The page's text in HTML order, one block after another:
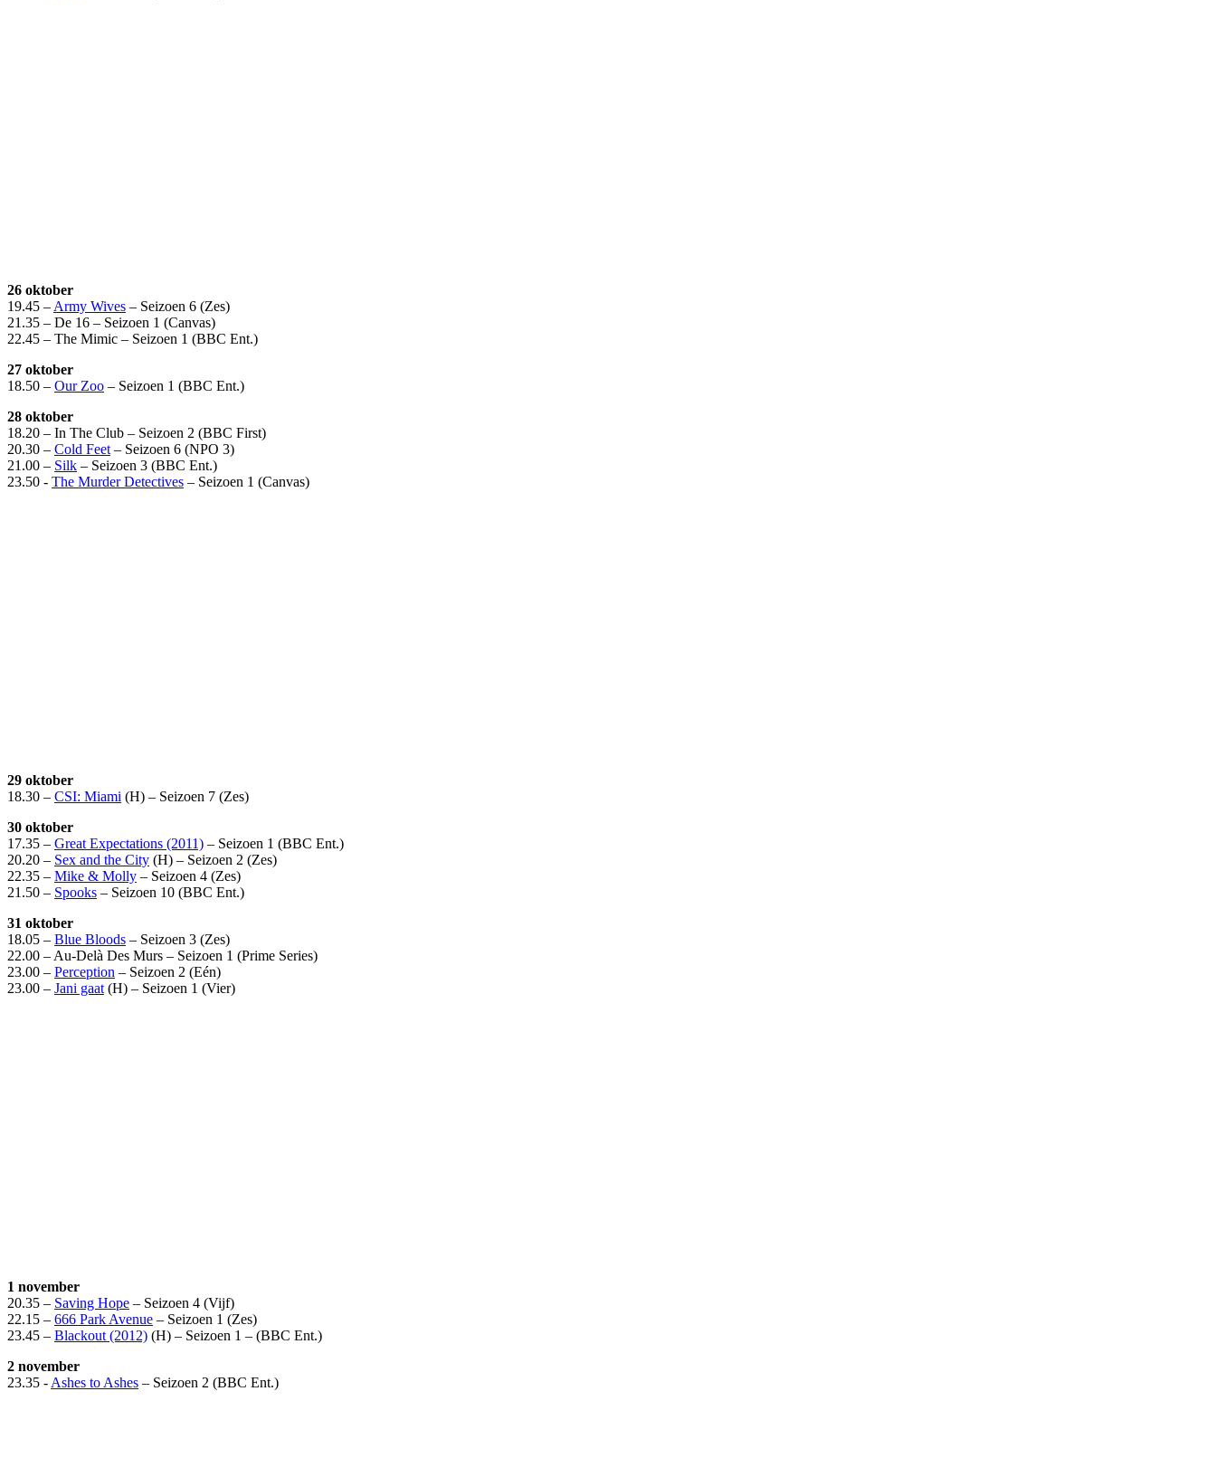
26 oktober
19.45 – Army Wives – Seizoen 6 (Zes)
21.35 – De 16 – Seizoen 1 (Canvas)
22.45 – The Mimic – Seizoen 1 (BBC Ent.)
27 oktober
18.50 – Our Zoo – Seizoen 1 (BBC Ent.)
28 oktober
18.20 – In The Club – Seizoen 2 (BBC First)
20.30 – Cold Feet – Seizoen 6 (NPO 3)
21.00 – Silk – Seizoen 3 (BBC Ent.)
23.50 - The Murder Detectives – Seizoen 1 (Canvas)
29 oktober
18.30 – CSI: Miami (H) – Seizoen 7 (Zes)
30 oktober
17.35 – Great Expectations (2011) – Seizoen 1 (BBC Ent.)
20.20 – Sex and the City (H) – Seizoen 2 (Zes)
22.35 – Mike & Molly – Seizoen 4 (Zes)
21.50 – Spooks – Seizoen 10 (BBC Ent.)
31 oktober
18.05 – Blue Bloods – Seizoen 3 (Zes)
22.00 – Au-Delà Des Murs – Seizoen 1 (Prime Series)
23.00 – Perception – Seizoen 2 (Eén)
23.00 – Jani gaat (H) – Seizoen 1 (Vier)
1 november
20.35 – Saving Hope – Seizoen 4 (Vijf)
22.15 – 666 Park Avenue – Seizoen 1 (Zes)
23.45 – Blackout (2012) (H) – Seizoen 1 – (BBC Ent.)
2 november
23.35 - Ashes to Ashes – Seizoen 2 (BBC Ent.)